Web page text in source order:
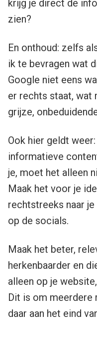
krijg je direct de
zien?
En onthoud: zelfs
ik te bevragen wat
Google niet eens
er rechts staat, wat
grijze,
Ook hier geldt
informatieve
je, moet het alleen
Maak het voor je
rechtstreeks naar
op de socials.
Maak het beter,
herkenbaarder en
alleen op je
Dit is om meerdere
daar aan het eind